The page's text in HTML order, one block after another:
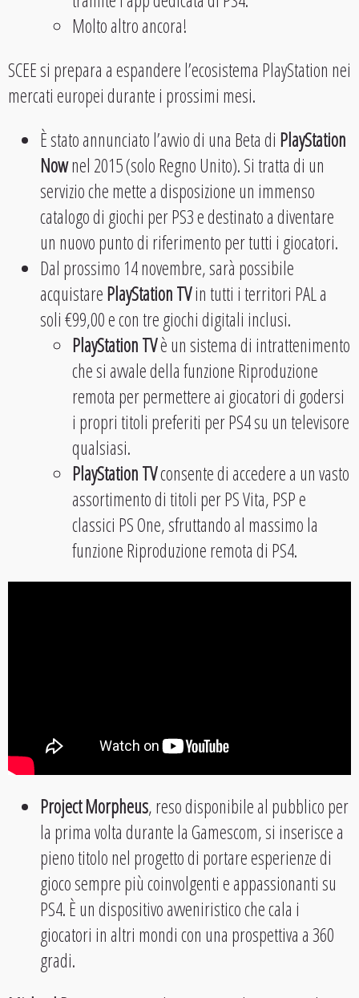
Molto altro ancora!
SCEE si prepara a espandere l’ecosistema PlayStation nei
mercati europei durante i prossimi mesi.
È stato annunciato l’avvio di una Beta di PlayStation
Nownel 2015 (solo Regno Unito). Si tratta di un
servizio che mette a disposizione un immenso
catalogo di giochi per PS3 e destinato a diventare
un nuovo punto di riferimento per tutti i giocatori.
Dal prossimo 14 novembre, sarà possibile
acquistarePlayStation TVin tutti i territori PAL a
soli €99,00 e con tre giochi digitali inclusi.
PlayStation TVè un sistema di intrattenimento
che si avvale della funzione Riproduzione
remota per permettere ai giocatori di godersi
i propri titoli preferiti per PS4 su un televisore
qualsiasi.
PlayStation TVconsente di accedere a un vasto
assortimento di titoli per PS Vita, PSP e
classici PS One, sfruttando al massimo la
funzione Riproduzione remota di PS4.
Project Morpheus, reso disponibile al pubblico per
la prima volta durante la Gamescom, si inserisce a
pieno titolo nel progetto di portare esperienze di
gioco sempre più coinvolgenti e appassionanti su
PS4. È un dispositivo avveniristico che cala i
giocatori in altri mondi con una prospettiva a 360
gradi.